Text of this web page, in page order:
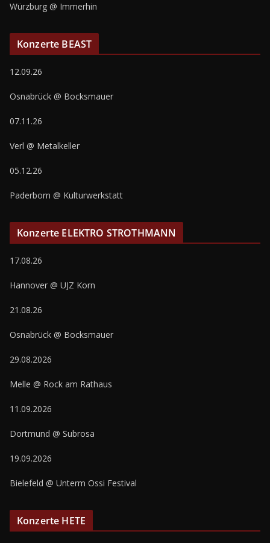
Würzburg @ Immerhin
Konzerte BEAST
12.09.26
Osnabrück @ Bocksmauer
07.11.26
Verl @ Metalkeller
05.12.26
Paderborn @ Kulturwerkstatt
Konzerte ELEKTRO STROTHMANN
17.08.26
Hannover @ UJZ Korn
21.08.26
Osnabrück @ Bocksmauer
29.08.2026
Melle @ Rock am Rathaus
11.09.2026
Dortmund @ Subrosa
19.09.2026
Bielefeld @ Unterm Ossi Festival
Konzerte HETE